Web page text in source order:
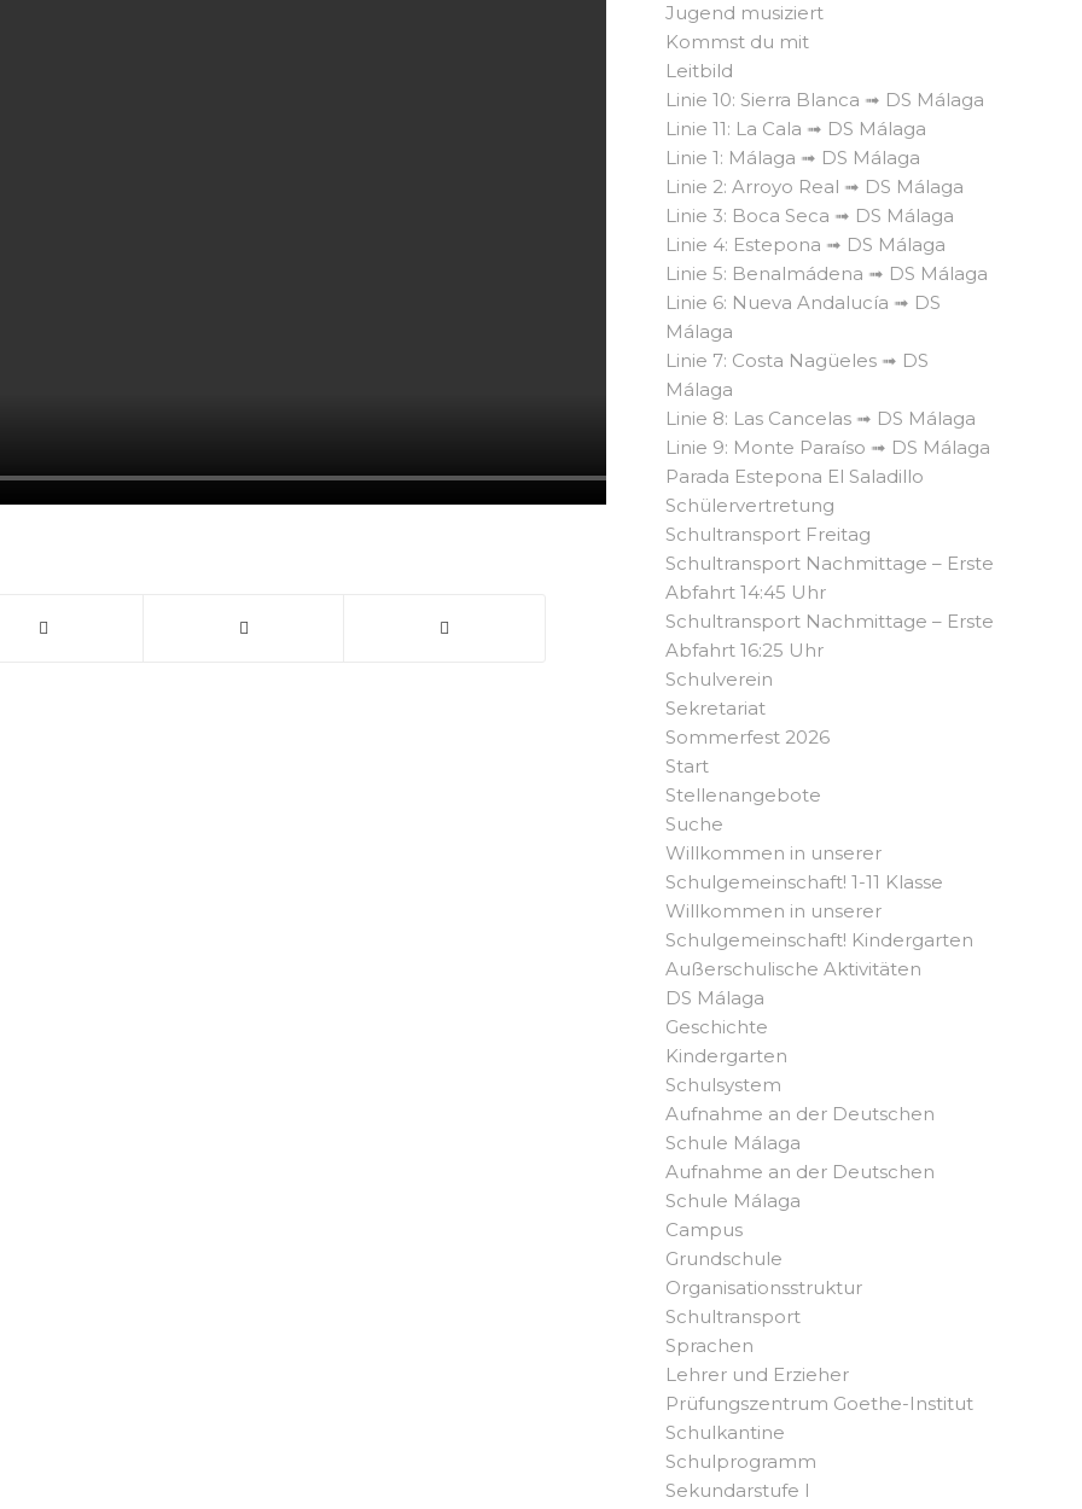
Jugend musiziert
Kommst du mit
Leitbild
Linie 10: Sierra Blanca ➟ DS Málaga
Linie 11: La Cala ➟ DS Málaga
Linie 1: Málaga ➟ DS Málaga
Linie 2: Arroyo Real ➟ DS Málaga
Linie 3: Boca Seca ➟ DS Málaga
Linie 4: Estepona ➟ DS Málaga
Linie 5: Benalmádena ➟ DS Málaga
Linie 6: Nueva Andalucía ➟ DS
Málaga
Linie 7: Costa Nagüeles ➟ DS
Málaga
Linie 8: Las Cancelas ➟ DS Málaga
Linie 9: Monte Paraíso ➟ DS Málaga
Parada Estepona El Saladillo
Schülervertretung
Schultransport Freitag
Schultransport Nachmittage – Erste
Abfahrt 14:45 Uhr
Schultransport Nachmittage – Erste
Abfahrt 16:25 Uhr
Schulverein
Sekretariat
Sommerfest 2026
Start
Stellenangebote
Suche
Willkommen in unserer
Schulgemeinschaft! 1-11 Klasse
Willkommen in unserer
Schulgemeinschaft! Kindergarten
Außerschulische Aktivitäten
DS Málaga
Geschichte
Kindergarten
Schulsystem
Aufnahme an der Deutschen
Schule Málaga
Aufnahme an der Deutschen
Schule Málaga
Campus
Grundschule
Organisationsstruktur
Schultransport
Sprachen
Lehrer und Erzieher
Prüfungszentrum Goethe-Institut
Schulkantine
Schulprogramm
Sekundarstufe I